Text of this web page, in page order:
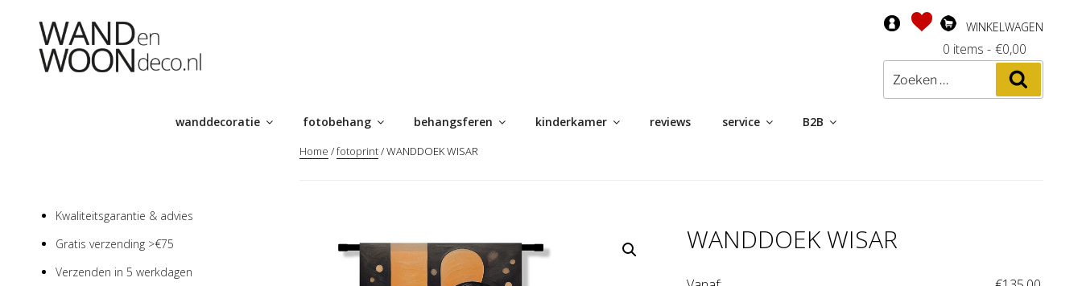
WINKELWAGEN
- €0,00
0 items
Zoeken
naar:
wanddecoratie fotobehang behangsferen kinderkamer reviews service B2B
Home /fotoprint/ WANDDOEK WISAR
WANDDOEK WISAR
Kwaliteitsgarantie & advies
Gratis verzending >€75
Verzenden in 5 werkdagen